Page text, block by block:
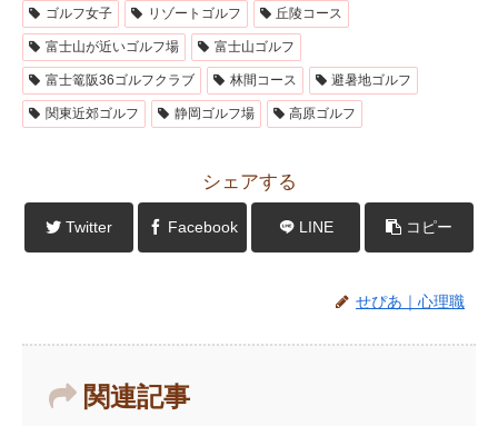
ゴルフ女子 リゾートゴルフ 丘陵コース
富士山が近いゴルフ場 富士山ゴルフ
富士篭阪36ゴルフクラブ 林間コース 避暑地ゴルフ
関東近郊ゴルフ 静岡ゴルフ場 高原ゴルフ
シェアする
Twitter Facebook LINE コピー
せぴあ｜心理職
関連記事